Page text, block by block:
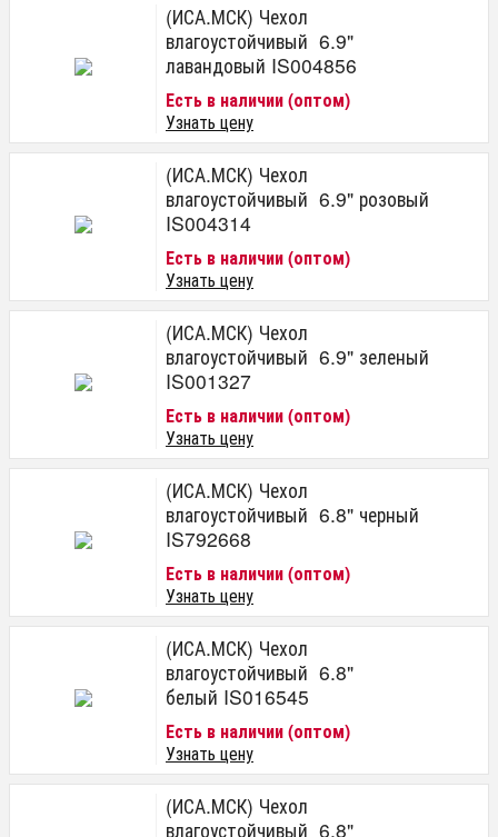
(ИСА.МСК) Чехол
влагоустойчивый 6.9"
лавандовый IS004856
Есть в наличии (оптом)
Узнать цену
(ИСА.МСК) Чехол
влагоустойчивый 6.9" розовый
IS004314
Есть в наличии (оптом)
Узнать цену
(ИСА.МСК) Чехол
влагоустойчивый 6.9" зеленый
IS001327
Есть в наличии (оптом)
Узнать цену
(ИСА.МСК) Чехол
влагоустойчивый 6.8" черный
IS792668
Есть в наличии (оптом)
Узнать цену
(ИСА.МСК) Чехол
влагоустойчивый 6.8"
белый IS016545
Есть в наличии (оптом)
Узнать цену
(ИСА.МСК) Чехол
влагоустойчивый 6.8"